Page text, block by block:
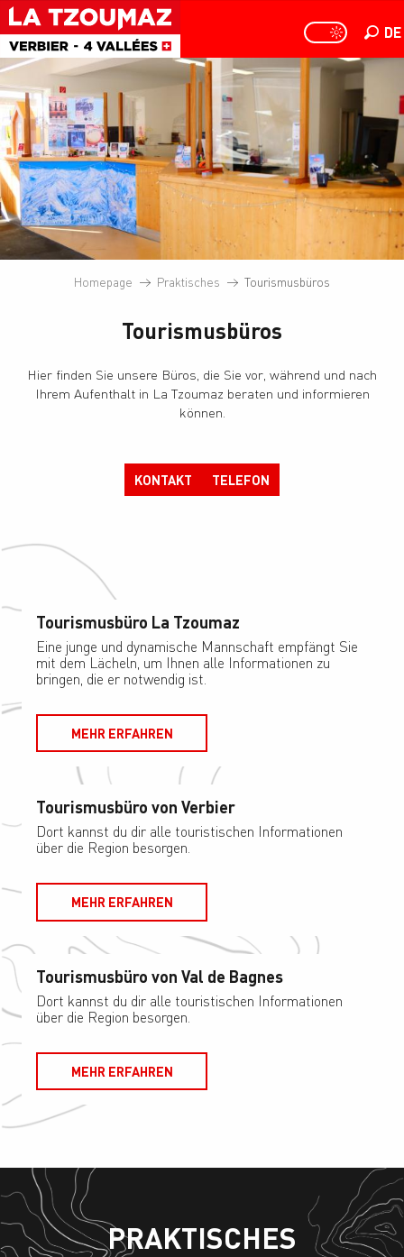
Aller
au
contenu
principal
PAGE D’ACCUEIL
PAGE
DE
Homepage Praktisches Tourismusbüros
Tourismusbüros
Hier finden Sie unsere Büros, die Sie vor, während und nach
Ihrem Aufenthalt in La Tzoumaz beraten und informieren
können.
KONTAKT TELEFON
Tourismusbüro La Tzoumaz
Eine junge und dynamische Mannschaft empfängt Sie
mit dem Lächeln, um Ihnen alle Informationen zu
bringen, die er notwendig ist.
MEHR ERFAHREN
Tourismusbüro von Verbier
Dort kannst du dir alle touristischen Informationen
über die Region besorgen.
MEHR ERFAHREN
Tourismusbüro von Val de Bagnes
Dort kannst du dir alle touristischen Informationen
über die Region besorgen.
MEHR ERFAHREN
PRAKTISCHES